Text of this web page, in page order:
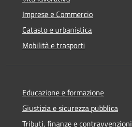
Imprese e Commercio
Catasto e urbanistica
Mobilità e trasporti
Educazione e formazione
Giustizia e sicurezza pubblica
Tributi, finanze e contravvenzioni